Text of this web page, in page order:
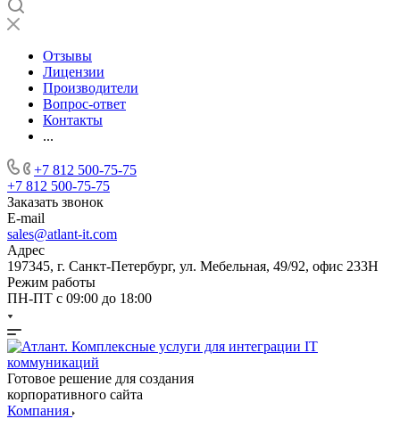
Отзывы
Лицензии
Производители
Вопрос-ответ
Контакты
...
+7 812 500-75-75
+7 812 500-75-75
Заказать звонок
E-mail
sales@atlant-it.com
Адрес
197345, г. Санкт-Петербург, ул. Мебельная, 49/92, офис 233Н
Режим работы
ПН-ПТ с 09:00 до 18:00
Готовое решение для создания
корпоративного сайта
Компания